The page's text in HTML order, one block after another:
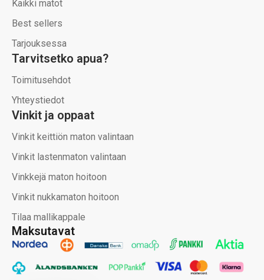
Maksutavat
Kaikki matot
Best sellers
Tarjouksessa
Tarvitsetko apua?
Toimitusehdot
Yhteystiedot
Vinkit ja oppaat
Vinkit keittiön maton valintaan
Vinkit lastenmaton valintaan
Vinkkejä maton hoitoon
Vinkit nukkamaton hoitoon
Tilaa mallikappale